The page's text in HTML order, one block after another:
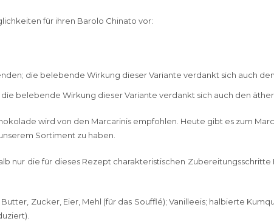
für ihren Barolo Chinato vor:
die belebende Wirkung dieser Variante verdankt sich auch
belebende Wirkung dieser Variante verdankt sich auch den
wird von den Marcarinis empfohlen. Heute gibt es zum
Sortiment zu haben.
nur die für dieses Rezept charakteristischen
Zucker, Eier, Mehl (für das Soufflé); Vanilleeis; halbierte